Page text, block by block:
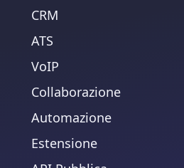
CRM
ATS
VoIP
Collaborazione
Automazione
Estensione